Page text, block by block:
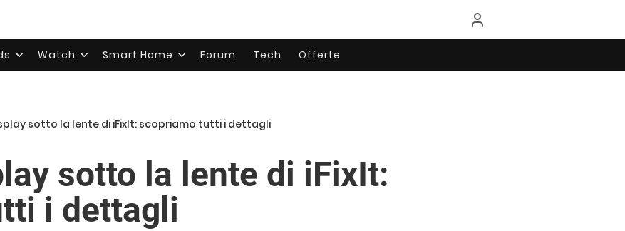
Watch Smart Home Forum Tech Offerte
sotto la lente di iFixIt: scopriamo tutti i dettagli
sotto la lente di iFixIt:
i dettagli